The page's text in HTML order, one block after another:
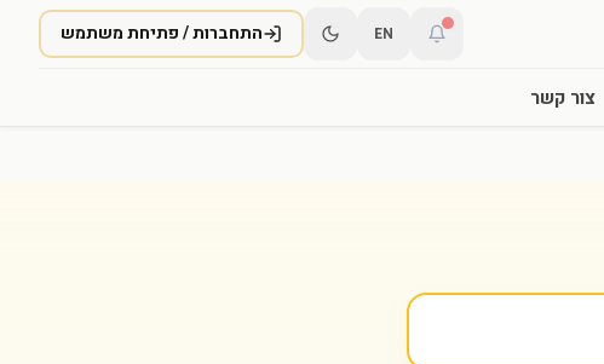
EN התחברות / פתיחת משתמש
צור קשר